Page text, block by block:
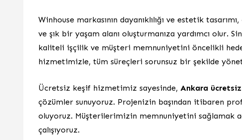
Winhouse markasının dayanıklılığı ve estetik tasarımı,
ve şık bir yaşam alanı oluşturmanıza yardımcı olur.
kaliteli işçilik ve müşteri memnuniyetini öncelikli
hizmetimizle, tüm süreçleri sorunsuz bir şekilde
Ücretsiz keşif hizmetimiz sayesinde, Ankara ücretsiz
çözümler sunuyoruz. Projenizin başından itibaren
oluyoruz. Müşterilerimizin memnuniyetini sağlamak
çalışıyoruz.